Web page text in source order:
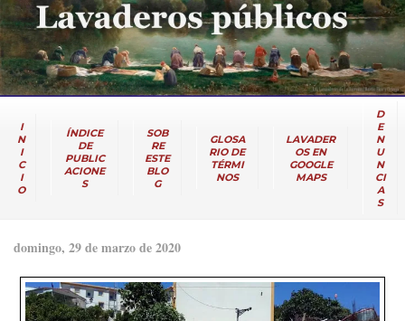
I
N
I
C
I
O
ÍNDICE
DE
PUBLIC
ACIONE
S
SOB
RE
ESTE
BLO
G
GLOSA
RIO DE
TÉRMI
NOS
LAVADER
OS EN
GOOGLE
MAPS
D
E
N
U
N
CI
A
S
domingo, 29 de marzo de 2020